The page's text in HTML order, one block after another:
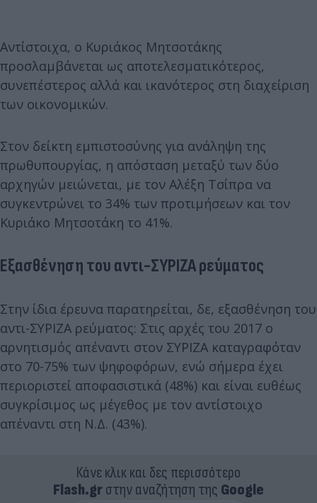
Αντίστοιχα, ο Κυριάκος Μητσοτάκης
προσλαμβάνεται ως αποτελεσματικότερος,
συνεπέστερος αλλά και ικανότερος στη διαχείριση
των οικονομικών.
Στον δείκτη εμπιστοσύνης για ανάληψη της
πρωθυπουργίας, η απόσταση μεταξύ των δύο
αρχηγών μειώνεται, με τον Αλέξη Τσίπρα να
συγκεντρώνει το 34% των προτιμήσεων και τον
Κυριάκο Μητσοτάκη το 41%.
Εξασθένηση του αντι-ΣΥΡΙΖΑ ρεύματος
Στην ίδια έρευνα παρατηρείται, δε, εξασθένηση του
αντι-ΣΥΡΙΖΑ ρεύματος: Στις αρχές του 2017 ο
αρνητισμός απέναντι στον ΣΥΡΙΖΑ καταγραφόταν
στο 70-75% των ψηφοφόρων, ενώ σήμερα έχει
περιοριστεί αποφασιστικά (48%) και είναι ευθέως
συγκρίσιμος ως μέγεθος με τον αντίστοιχο
απέναντι στη Ν.Δ. (43%).
Κάνε κλικ και δες περισσότερο
Flash.grστην αναζήτηση της Google